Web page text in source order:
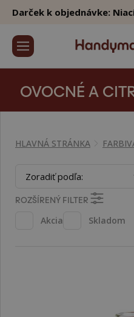
Darček k objednávke:
OVOCNÉ A
HLAVNÁ STRÁNKA
Zoradiť podľa:
ROZŠÍRENÝ FILTER
Akcia
Skladom